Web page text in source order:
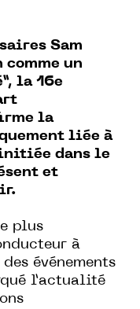
Sam
un
la 16e
la
liée à
dans le
et
plus
à
événements
l’actualité